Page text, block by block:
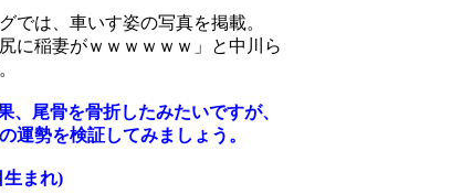
では、車いす姿の写真を掲載。
に稲妻がｗｗｗｗｗｗ」と中川ら
尾骨を骨折したみたいですが、
運勢を検証してみましょう。
生まれ)